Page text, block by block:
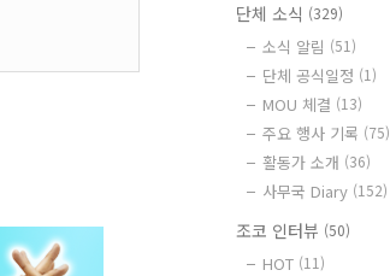
단체 소식 (329)
소식 알림 (51)
단체 공식일정 (1)
MOU 체결 (13)
주요 행사 기록 (75)
활동가 소개 (36)
사무국 Diary (152)
조코 인터뷰 (50)
HOT (11)